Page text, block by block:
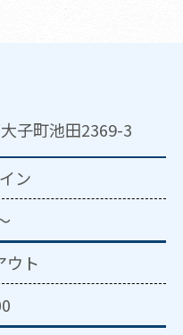
子町池田2369-3
ン
ウト